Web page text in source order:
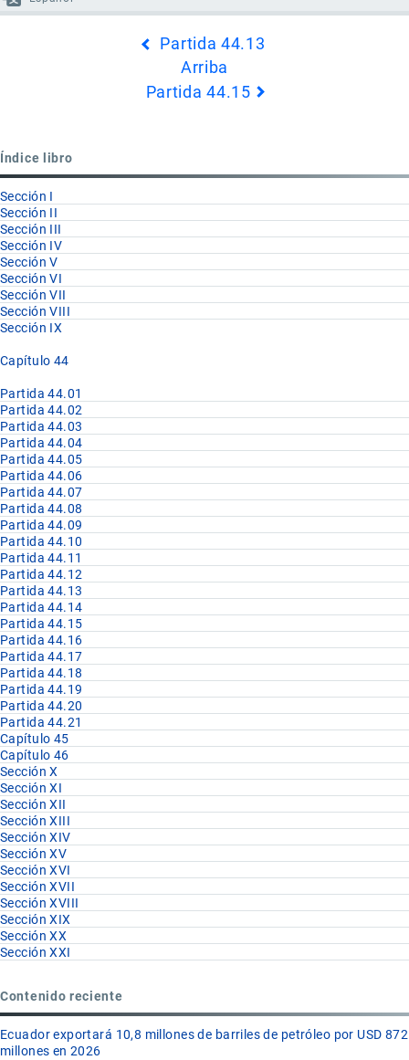
Partida 44.13
Arriba
Partida 44.15
Índice libro
Sección I
Sección II
Sección III
Sección IV
Sección V
Sección VI
Sección VII
Sección VIII
Sección IX
Capítulo 44
Partida 44.01
Partida 44.02
Partida 44.03
Partida 44.04
Partida 44.05
Partida 44.06
Partida 44.07
Partida 44.08
Partida 44.09
Partida 44.10
Partida 44.11
Partida 44.12
Partida 44.13
Partida 44.14
Partida 44.15
Partida 44.16
Partida 44.17
Partida 44.18
Partida 44.19
Partida 44.20
Partida 44.21
Capítulo 45
Capítulo 46
Sección X
Sección XI
Sección XII
Sección XIII
Sección XIV
Sección XV
Sección XVI
Sección XVII
Sección XVIII
Sección XIX
Sección XX
Sección XXI
Contenido reciente
Ecuador exportará 10,8 millones de barriles de petróleo por USD 872
millones en 2026